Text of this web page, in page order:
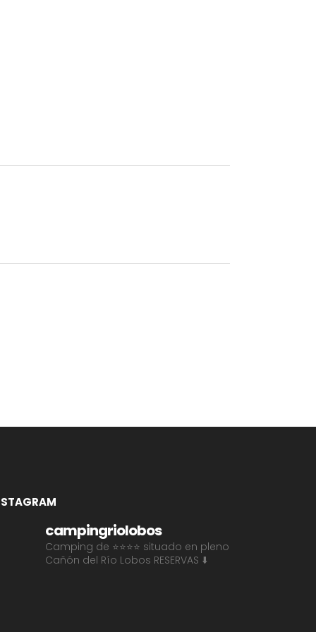
campingriolobos
Camping de ⭐⭐⭐⭐ situado en pleno
Cañón del Río Lobos RESERVAS ⬇️